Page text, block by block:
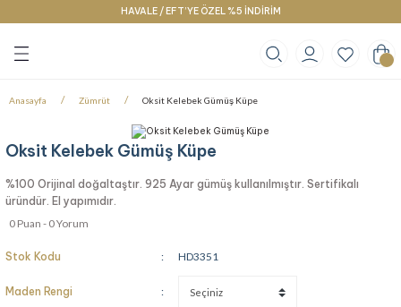
HAVALE / EFT’YE ÖZEL %5 İNDİRİM
Geri Dön
Geri Dön
Geri Dön
Anasayfa Zümrüt Oksit Kelebek Gümüş Küpe
Oksit Kelebek Gümüş Küpe
%100 Orijinal doğaltaştır. 925 Ayar gümüş kullanılmıştır. Sertifikalı
üründür. El yapımıdır.
0 Puan - 0 Yorum
Stok Kodu HD3351
Maden Rengi